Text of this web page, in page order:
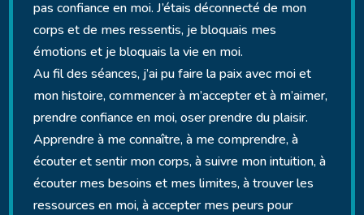
pas confiance en moi. J’étais déconnecté de mon
corps et de mes ressentis, je bloquais mes
émotions et je bloquais la vie en moi.
Au fil des séances, j’ai pu faire la paix avec moi et
mon histoire, commencer à m’accepter et à m’aimer,
prendre confiance en moi, oser prendre du plaisir.
Apprendre à me connaître, à me comprendre, à
écouter et sentir mon corps, à suivre mon intuition, à
écouter mes besoins et mes limites, à trouver les
ressources en moi, à accepter mes peurs pour